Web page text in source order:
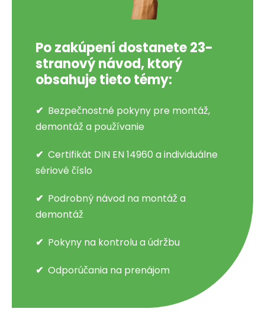
Po zakúpení dostanete 23-
stranový návod, ktorý
obsahuje tieto témy:
Bezpečnostné pokyny pre montáž,
demontáž a používanie
Certifikát DIN EN 14960 a individuálne
sériové číslo
Podrobný návod na montáž a
demontáž
Pokyny na kontrolu a údržbu
Odporúčania na prenájom